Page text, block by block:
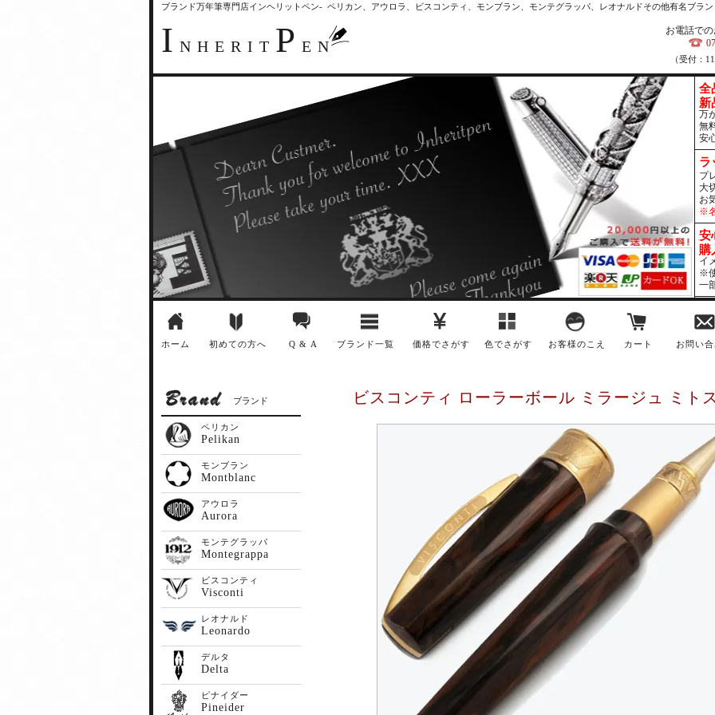
ブランド万年筆専門店インヘリットペン- ペリカン、アウロラ、ビスコンティ、モンブラン、モンテグラッパ、レオナルドその他有名ブラ
I NHERIT P EN
お電話で
（受付：
全
新
万
無
安
ラ
プ
大
お
※
安
購
イ
※
一
ホーム 初めての方へ Q & A ブランド一覧 価格でさがす 色でさがす お客様のこえ カート お問い
ビスコンティ ローラーボール ミラージュ ミト
ブランド
ペリカン
Pelikan
モンブラン
Montblanc
アウロラ
Aurora
モンテグラッパ
Montegrappa
ビスコンティ
Visconti
レオナルド
Leonardo
デルタ
Delta
ピナイダー
Pineider